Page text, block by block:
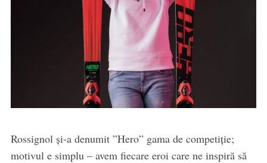
Rossignol și-a denumit ”Hero” gama de competiție;
motivul e simplu – avem fiecare eroi care ne inspiră să